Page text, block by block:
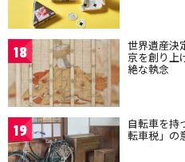
18 世界遺産決
京を創り上
絶な執念
19 自転車を持
転車税」の